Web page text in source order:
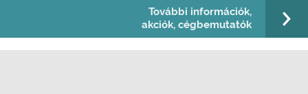
További információk,
akciók, cégbemutatók